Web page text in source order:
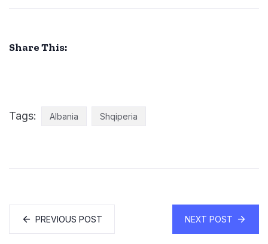
Share This:
Tags: Albania Shqiperia
PREVIOUS POST NEXT POST